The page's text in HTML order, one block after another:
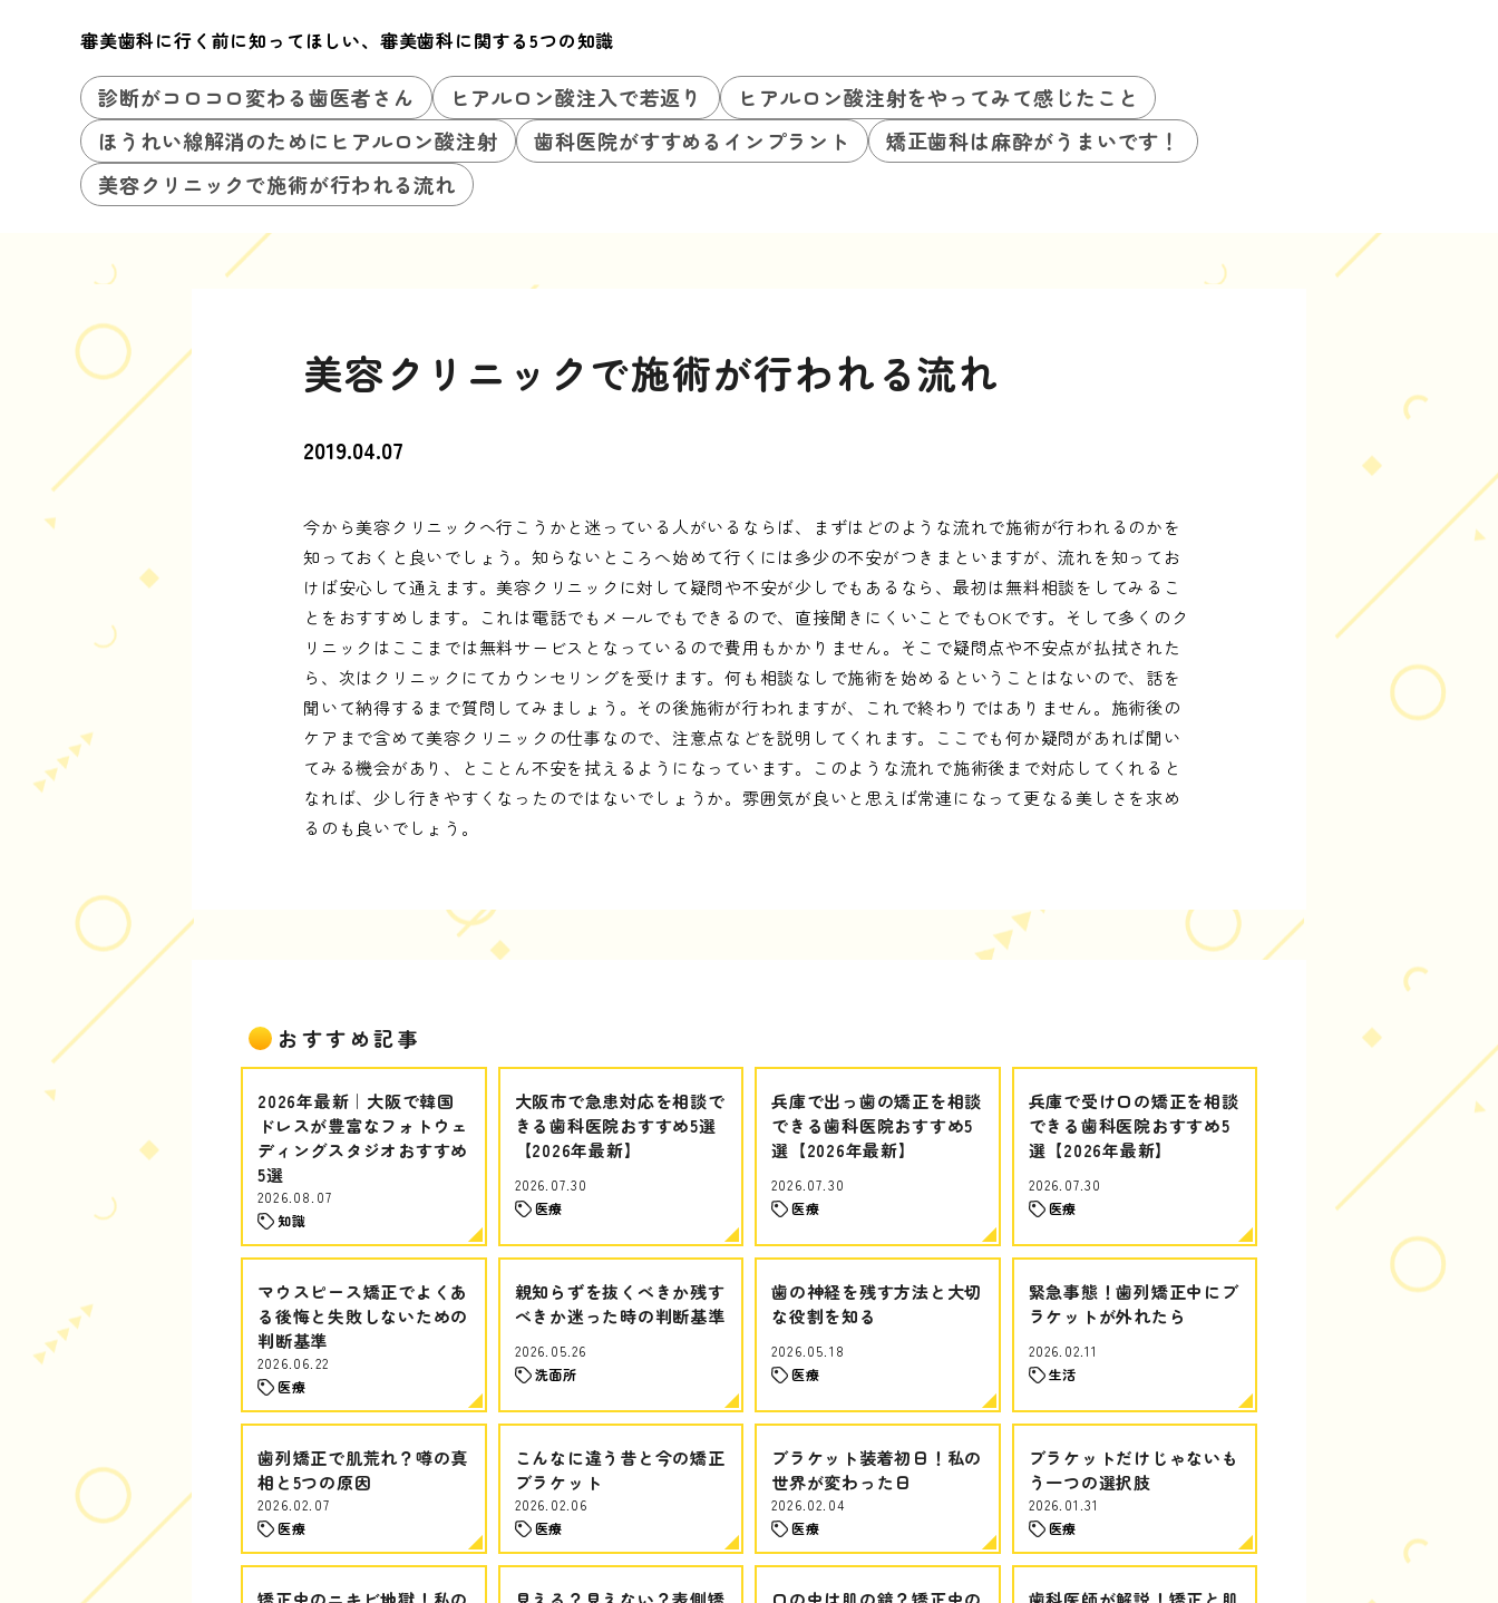
審美歯科に行く前に知ってほしい、審美歯科に関する5つの知識
診断がコロコロ変わる歯医者さん ヒアルロン酸注入で若返り
ヒアルロン酸注射をやってみて感じたこと
ほうれい線解消のためにヒアルロン酸注射
歯科医院がすすめるインプラント
矯正歯科は麻酔がうまいです！
美容クリニックで施術が行われる流れ
美容クリニックで施術が行われる流れ
2019.04.07
今から美容クリニックへ行こうかと迷っている人がいるならば、まずはどのような流れで施術が行われるのかを
知っておくと良いでしょう。知らないところへ始めて行くには多少の不安がつきまといますが、流れを知ってお
けば安心して通えます。美容クリニックに対して疑問や不安が少しでもあるなら、最初は無料相談をしてみるこ
とをおすすめします。これは電話でもメールでもできるので、直接聞きにくいことでもOKです。そして多くのク
リニックはここまでは無料サービスとなっているので費用もかかりません。そこで疑問点や不安点が払拭された
ら、次はクリニックにてカウンセリングを受けます。何も相談なしで施術を始めるということはないので、話を
聞いて納得するまで質問してみましょう。その後施術が行われますが、これで終わりではありません。施術後の
ケアまで含めて美容クリニックの仕事なので、注意点などを説明してくれます。ここでも何か疑問があれば聞い
てみる機会があり、とことん不安を拭えるようになっています。このような流れで施術後まで対応してくれると
なれば、少し行きやすくなったのではないでしょうか。雰囲気が良いと思えば常連になって更なる美しさを求め
るのも良いでしょう。
おすすめ記事
2026年最新｜大阪で韓国
ドレスが豊富なフォトウェ
ディングスタジオおすすめ
5選
2026.08.07
知識
大阪市で急患対応を相談で
きる歯科医院おすすめ5選
【2026年最新】
2026.07.30
医療
兵庫で出っ歯の矯正を相談
できる歯科医院おすすめ5
選【2026年最新】
2026.07.30
医療
兵庫で受け口の矯正を相談
できる歯科医院おすすめ5
選【2026年最新】
2026.07.30
医療
マウスピース矯正でよくあ
る後悔と失敗しないための
判断基準
2026.06.22
医療
親知らずを抜くべきか残す
べきか迷った時の判断基準
2026.05.26
洗面所
歯の神経を残す方法と大切
な役割を知る
2026.05.18
医療
緊急事態！歯列矯正中にブ
ラケットが外れたら
2026.02.11
生活
歯列矯正で肌荒れ？噂の真
相と5つの原因
2026.02.07
医療
こんなに違う昔と今の矯正
ブラケット
2026.02.06
医療
ブラケット装着初日！私の
世界が変わった日
2026.02.04
医療
ブラケットだけじゃないも
う一つの選択肢
2026.01.31
医療